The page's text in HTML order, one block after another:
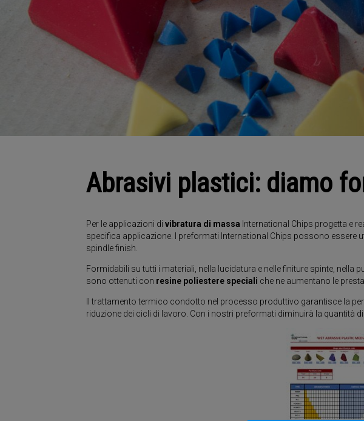
Abrasivi plastici: diamo
Per le applicazioni di vibratura di massa International Chips progetta e
specifica applicazione. I preformati International Chips possono essere
spindle finish.
Formidabili su tutti i materiali, nella lucidatura e nelle finiture spinte, nella
sono ottenuti con resine poliestere speciali che ne aumentano le
Il trattamento termico condotto nel processo produttivo garantisce la
riduzione dei cicli di lavoro. Con i nostri preformati diminuirà la quantità